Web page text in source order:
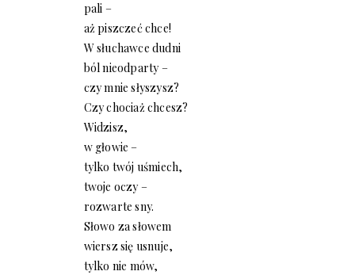
pali –
aż piszczeć chce!
W słuchawce dudni
ból nieodparty –
czy mnie słyszysz?
Czy chociaż chcesz?
Widzisz,
w głowie –
tylko twój uśmiech,
twoje oczy –
rozwarte sny.
Słowo za słowem
wiersz się usnuje,
tylko nie mów,